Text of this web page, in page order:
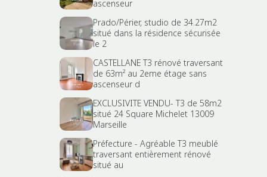
ascenseur
Prado/Périer, studio de 34.27m2
situé dans la résidence sécurisée
le 2
CASTELLANE T3 rénové traversant
de 63m² au 2eme étage sans
ascenseur d
EXCLUSIVITE VENDU- T3 de 58m2
situé 24 Square Michelet 13009
Marseille
Préfecture - Agréable T3 meublé
traversant entièrement rénové
situé au